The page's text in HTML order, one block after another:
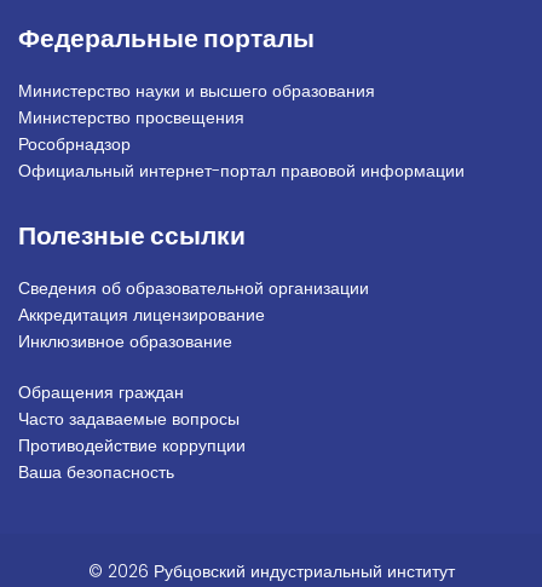
Федеральные порталы
Министерство науки и высшего образования
Министерство просвещения
Рособрнадзор
Официальный интернет-портал правовой информации
Полезные ссылки
Сведения об образовательной организации
Аккредитация лицензирование
Инклюзивное образование
Подвал_право
Обращения граждан
Часто задаваемые вопросы
Противодействие коррупции
Ваша безопасность
© 2026 Рубцовский индустриальный институт